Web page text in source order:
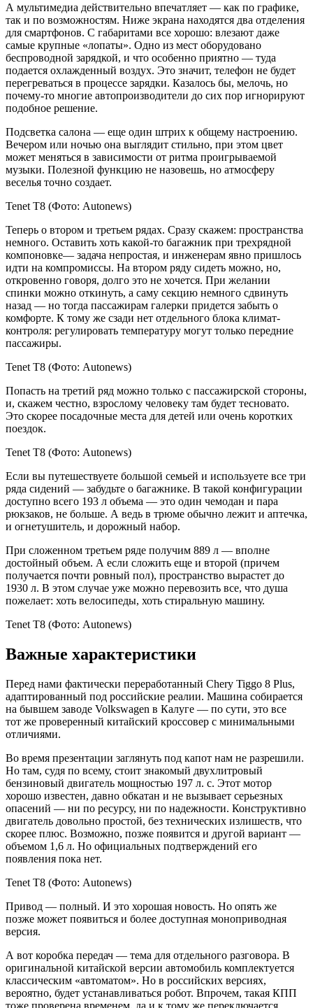
А мультимедиа действительно впечатляет — как по графике,
так и по возможностям. Ниже экрана находятся два отделения
для смартфонов. С габаритами все хорошо: влезают даже
самые крупные «лопаты». Одно из мест оборудовано
беспроводной зарядкой, и что особенно приятно — туда
подается охлажденный воздух. Это значит, телефон не будет
перегреваться в процессе зарядки. Казалось бы, мелочь, но
почему-то многие автопроизводители до сих пор игнорируют
подобное решение.
Подсветка салона — еще один штрих к общему настроению.
Вечером или ночью она выглядит стильно, при этом цвет
может меняться в зависимости от ритма проигрываемой
музыки. Полезной функцию не назовешь, но атмосферу
веселья точно создает.
Tenet T8 (Фото: Autonews)
Теперь о втором и третьем рядах. Сразу скажем: пространства
немного. Оставить хоть какой-то багажник при трехрядной
компоновке— задача непростая, и инженерам явно пришлось
идти на компромиссы. На втором ряду сидеть можно, но,
откровенно говоря, долго это не хочется. При желании
спинки можно откинуть, а саму секцию немного сдвинуть
назад — но тогда пассажирам галерки придется забыть о
комфорте. К тому же сзади нет отдельного блока климат-
контроля: регулировать температуру могут только передние
пассажиры.
Tenet T8 (Фото: Autonews)
Попасть на третий ряд можно только с пассажирской стороны,
и, скажем честно, взрослому человеку там будет тесновато.
Это скорее посадочные места для детей или очень коротких
поездок.
Tenet T8 (Фото: Autonews)
Если вы путешествуете большой семьей и используете все три
ряда сидений — забудьте о багажнике. В такой конфигурации
доступно всего 193 л объема — это один чемодан и пара
рюкзаков, не больше. А ведь в трюме обычно лежит и аптечка,
и огнетушитель, и дорожный набор.
При сложенном третьем ряде получим 889 л — вполне
достойный объем. А если сложить еще и второй (причем
получается почти ровный пол), пространство вырастет до
1930 л. В этом случае уже можно перевозить все, что душа
пожелает: хоть велосипеды, хоть стиральную машину.
Tenet T8 (Фото: Autonews)
Важные характеристики
Перед нами фактически переработанный Chery Tiggo 8 Plus,
адаптированный под российские реалии. Машина собирается
на бывшем заводе Volkswagen в Калуге — по сути, это все
тот же проверенный китайский кроссовер с минимальными
отличиями.
Во время презентации заглянуть под капот нам не разрешили.
Но там, судя по всему, стоит знакомый двухлитровый
бензиновый двигатель мощностью 197 л. с. Этот мотор
хорошо известен, давно обкатан и не вызывает серьезных
опасений — ни по ресурсу, ни по надежности. Конструктивно
двигатель довольно простой, без технических излишеств, что
скорее плюс. Возможно, позже появится и другой вариант —
объемом 1,6 л. Но официальных подтверждений его
появления пока нет.
Tenet T8 (Фото: Autonews)
Привод — полный. И это хорошая новость. Но опять же
позже может появиться и более доступная моноприводная
версия.
А вот коробка передач — тема для отдельного разговора. В
оригинальной китайской версии автомобиль комплектуется
классическим «автоматом». Но в российских версиях,
вероятно, будет устанавливаться робот. Впрочем, такая КПП
тоже проверена временем, да и к тому же переключается